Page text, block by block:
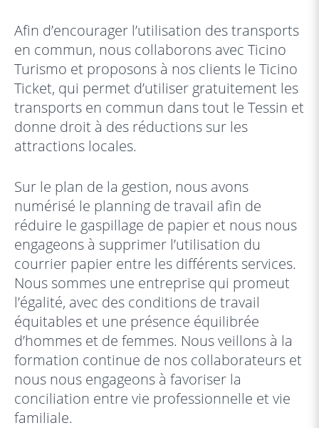
Afin d’encourager l’utilisation des transports
en commun, nous collaborons avec Ticino
Turismo et proposons à nos clients le Ticino
Ticket, qui permet d’utiliser gratuitement les
transports en commun dans tout le Tessin et
donne droit à des réductions sur les
attractions locales.
Sur le plan de la gestion, nous avons
numérisé le planning de travail afin de
réduire le gaspillage de papier et nous nous
engageons à supprimer l’utilisation du
courrier papier entre les différents services.
Nous sommes une entreprise qui promeut
l’égalité, avec des conditions de travail
équitables et une présence équilibrée
d’hommes et de femmes. Nous veillons à la
formation continue de nos collaborateurs et
nous nous engageons à favoriser la
conciliation entre vie professionnelle et vie
familiale.